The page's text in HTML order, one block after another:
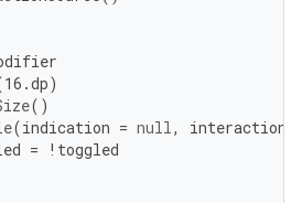
16.dp)
()
(indication = null,
= ! toggled